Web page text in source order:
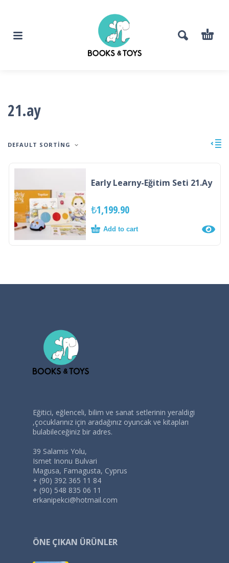
21.ay
DEFAULT SORTING
Early Learny-Eğitim Seti 21.Ay
₺1,199.90
Add to cart
Eğitici, eğlenceli, bilim ve sanat setlerinin yeraldigi
,çocuklarınız için aradağınız oyuncak ve kitapları
bulabileceğiniz bir adres.
39 Salamis Yolu,
Ismet Inonu Bulvari
Magusa, Famagusta, Cyprus
+ (90) 392 365 11 84
+ (90) 548 835 06 11
erkanipekci@hotmail.com
ÖNE ÇIKAN ÜRÜNLER